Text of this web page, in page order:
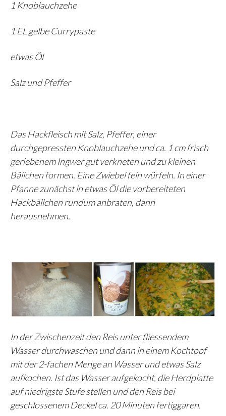
1 Knoblauchzehe
1 EL gelbe Currypaste
etwas Öl
Salz und Pfeffer
Das Hackfleisch mit Salz, Pfeffer, einer
durchgepressten Knoblauchzehe und ca. 1 cm frisch
geriebenem Ingwer gut verkneten und zu kleinen
Bällchen formen. Eine Zwiebel fein würfeln. In einer
Pfanne zunächst in etwas Öl die vorbereiteten
Hackbällchen rundum anbraten, dann
herausnehmen.
In der Zwischenzeit den Reis unter fliessendem
Wasser durchwaschen und dann in einem Kochtopf
mit der 2-fachen Menge an Wasser und etwas Salz
aufkochen. Ist das Wasser aufgekocht, die Herdplatte
auf niedrigste Stufe stellen und den Reis bei
geschlossenem Deckel ca. 20 Minuten fertiggaren.